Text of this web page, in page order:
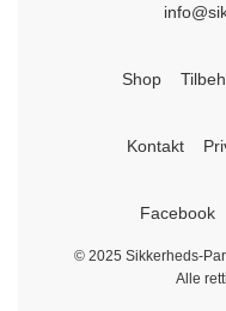
Shop
Kontakt
Facebook
© 2025 Sikkerheds-
Alle